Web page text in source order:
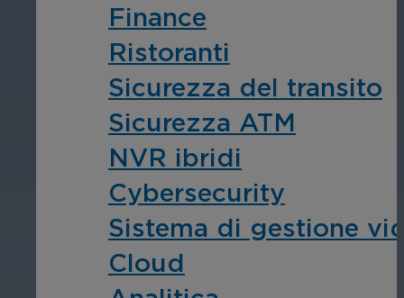
Finance
Ristoranti
Sicurezza del transito
Sicurezza ATM
NVR ibridi
Cybersecurity
Sistema di gestione
Cloud